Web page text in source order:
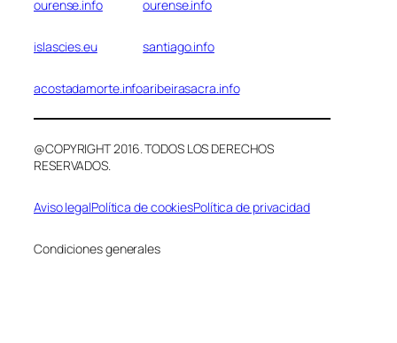
ourense.info ourense.info
islascies.eu santiago.info
acostadamorte.infoaribeirasacra.info
@COPYRIGHT 2016. TODOS LOS DERECHOS
RESERVADOS.
Aviso legalPolítica de cookiesPolítica de privacidad
Condiciones generales